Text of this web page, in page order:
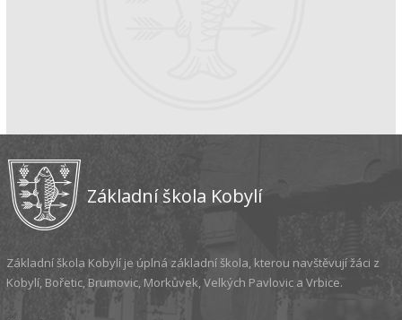
Základní škola Kobylí
Základní škola Kobylí je úplná základní škola, kterou navštěvují žáci z
Kobylí, Bořetic, Brumovic, Morkůvek, Velkých Pavlovic a Vrbice.